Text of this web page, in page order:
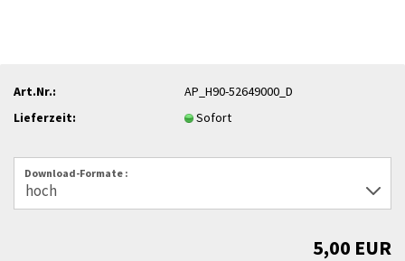
Art.Nr.:
AP_H90-52649000_D
Lieferzeit:
Sofort
Download-Formate :
5,00 EUR